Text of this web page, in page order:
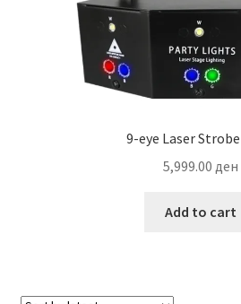
9-eye Laser
5,999.00 ден
Add to cart